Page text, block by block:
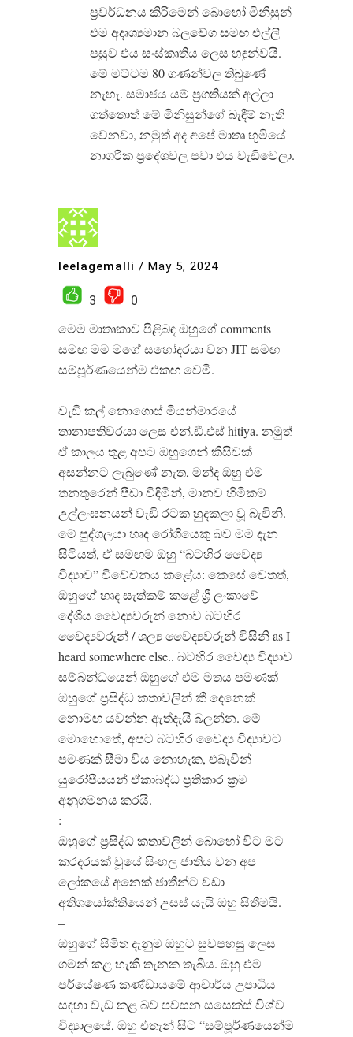
ප්‍රවර්ධනය කිරීමෙන් බොහෝ මිනිසුන්
එම අදෘශ්‍යමාන බලවේග සමඟ එල්ලී
පසුව එය සංස්කෘතිය ලෙස හඳුන්වයි.
මේ මට්ටම 80 ගණන්වල තිබුණේ
නැහැ. සමාජය යම් ප්‍රගතියක් අල්ලා
ගත්තොත් මේ මිනිසුන්ගේ බැඳීම් නැති
වෙනවා, නමුත් අද අපේ මාතෘ භූමියේ
නාගරික ප්‍රදේශවල පවා එය වැඩිවෙලා.
leelagemalli / May 5, 2024
3
0
මෙම මාතෘකාව පිළිබඳ ඔහුගේ comments
සමඟ මම මගේ සහෝදරයා වන JIT සමඟ
සම්පූර්ණයෙන්ම එකඟ වෙමි.
–
වැඩි කල් නොගොස් මියන්මාරයේ
තානාපතිවරයා ලෙස එන්.ඩී.එස් hitiya. නමුත්
ඒ කාලය තුළ අපට ඔහුගෙන් කිසිවක්
අසන්නට ලැබුණේ නැත, මන්ද ඔහු එම
තනතුරෙන් පීඩා විඳිමින්, මානව හිමිකම්
උල්ලංඝනයන් වැඩි රටක හුදකලා වූ බැවිනි.
මේ පුද්ගලයා හෘද රෝගියෙකු බව මම දැන
සිටියත්, ඒ සමඟම ඔහු “බටහිර වෛද්‍ය
විද්‍යාව” විවේචනය කළේය: කෙසේ වෙතත්,
ඔහුගේ හෘද සැත්කම් කළේ ශ්‍රී ලංකාවේ
දේශීය වෛද්‍යවරුන් නොව බටහිර
වෛද්‍යවරුන් / ශල්‍ය වෛද්‍යවරුන් විසිනි as I
heard somewhere else.. බටහිර වෛද්‍ය විද්‍යාව
සම්බන්ධයෙන් ඔහුගේ එම මතය පමණක්
ඔහුගේ ප්‍රසිද්ධ කතාවලින් කී දෙනෙක්
නොමඟ යවන්න ඇත්දැයි බලන්න. මේ
මොහොතේ, අපට බටහිර වෛද්‍ය විද්‍යාවට
පමණක් සීමා විය නොහැක, එබැවින්
යුරෝපීයයන් ඒකාබද්ධ ප්‍රතිකාර ක්‍රම
අනුගමනය කරයි.
:
ඔහුගේ ප්‍රසිද්ධ කතාවලින් බොහෝ විට මට
කරදරයක් වූයේ සිංහල ජාතිය වන අප
ලෝකයේ අනෙක් ජාතීන්ට වඩා
අතිශයෝක්තියෙන් උසස් යැයි ඔහු සිතීමයි.
–
ඔහුගේ සීමිත දැනුම ඔහුට සුවපහසු ලෙස
ගමන් කළ හැකි තැනක තැබීය. ඔහු එම
පර්යේෂණ කණ්ඩායමේ ආචාර්ය උපාධිය
සඳහා වැඩ කළ බව පවසන සසෙක්ස් විශ්ව
විද්‍යාලයේ, ඔහු එතැන් සිට “සම්පූර්ණයෙන්ම